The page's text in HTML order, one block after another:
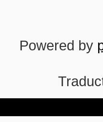
Powered by